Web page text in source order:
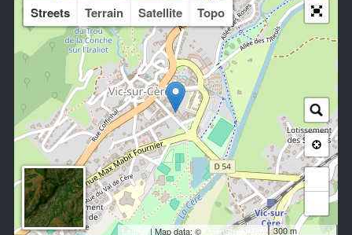
Streets Terrain Satellite Topo
300 m
Leaflet| Map data: © OpenStreetMap